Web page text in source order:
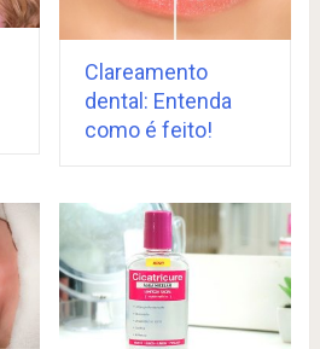
Clareamento
dental: Entenda
como é feito!